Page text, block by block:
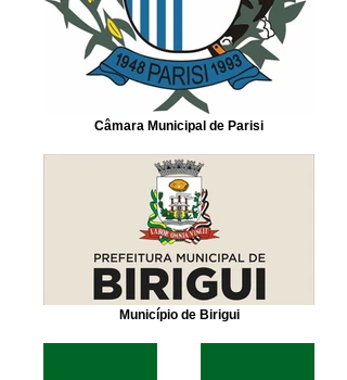
Câmara Municipal de Parisi
Município de Birigui